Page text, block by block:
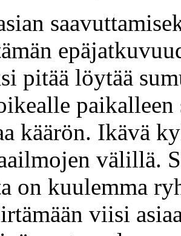
pitää löytää
käärön. Ikävä
välillä.
on kuulemma
viisi